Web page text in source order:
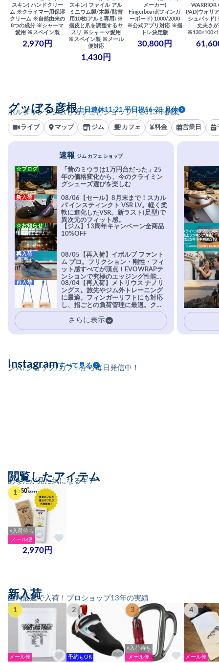
スキン) ハンドクリー
ム ※クライマー用保湿
クリーム ※自然由来の
8つの成分 ※シャーマ
愛用 ※スペイン製
2,970円
スキン) ファイル アル
ミニウム製/木製/貼替
用10枚(アルミ専用) ※
指皮と爪を調整するヤ
スリ ※シャーマ愛用
※スペイン製 ※メール
便対応
1,430円
メーカー)
Fingerboard(フィンガ
ーボード) 1000/2000
※公式アプリ対応 ※指
トレ決定版
30,800円
WARRIOR
PAD(ウォリ
シュパッド)
丈夫さ
ボルダリングジムとカフェとショップ｜2013年創業
グッぼる彦根土日連休11-21 平日祝16-23 月休
ライブ マップ ジム カフェ 料金 営業日
速報 ジム カフェ ショップ
「昔のミウラは1万円台だった」25
年の価格変化から、今のクライミン
グシューズ選びを楽しむ
☆ブログ
08/06【セール】8月末まで！スカル
パ インスティンクト VSR LV。軽く柔
軟に進化したVSR。新ラスト(足型)で
異次元のフィット感。
新入荷
【ジム】13周年キャンペーン全商品
10%OFF
☆お知らせ
08/05【再入荷】イボルブ ファント
ム プロ。フリクション・剛性・フィ
ット感すべてが頂点！EVOWRAPテ
ンションで究極のエッジング性能を
実現。進化系ラバーEvo-74はTRAX
を凌駕する粘着力で極小ホールドに
安心感。
再入荷
08/04【再入荷】メトリウス ナノリ
ングス。旅先やジム外トレーニング
に最適。フィンガーリフトにも対応
し、指ごとの負荷管理に最適。クラ
イマーの指を本気で鍛えるギア。
再入荷
さらに表示
ジム/ショップ/カフェから毎日発信中！
Instagramすべて見る
あなたが見た気になるギア
閲覧したアイテム
1
×入荷待ち
メール便
2,970円
国内最速で入荷！プロショップ13年の実績
新入荷
1
メール便
2
予約もOK
3
×入荷待ち
メール便
4
メール便